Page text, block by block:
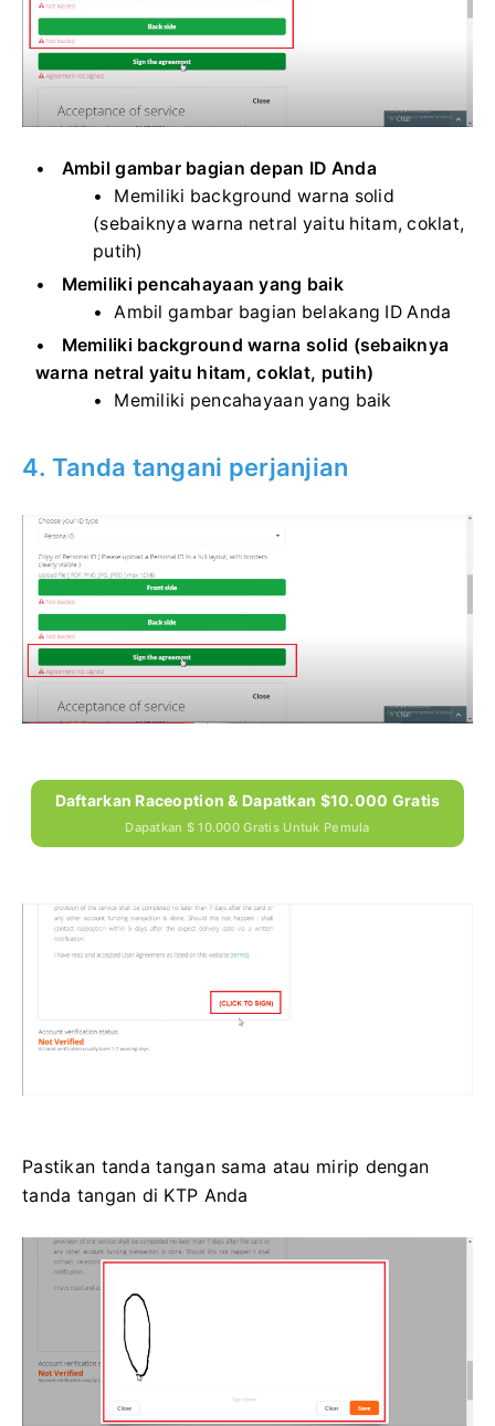
Ambil gambar bagian depan ID Anda
Memiliki background warna solid
(sebaiknya warna netral yaitu hitam, coklat,
putih)
Memiliki pencahayaan yang baik
Ambil gambar bagian belakang ID Anda
Memiliki background warna solid (sebaiknya
warna netral yaitu hitam, coklat, putih)
Memiliki pencahayaan yang baik
4. Tanda tangani perjanjian
Daftarkan Raceoption & Dapatkan $10.000 Gratis
Dapatkan $ 10.000 Gratis Untuk Pemula
Pastikan tanda tangan sama atau mirip dengan
tanda tangan di KTP Anda